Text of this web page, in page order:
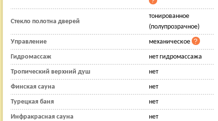
Стекло полотна дверей
тонированное
(полупрозрачное)
Управление механическое
Гидромассаж нет гидромассажа
Тропический верхний душ нет
Финская сауна нет
Турецкая баня нет
Инфракрасная сауна нет